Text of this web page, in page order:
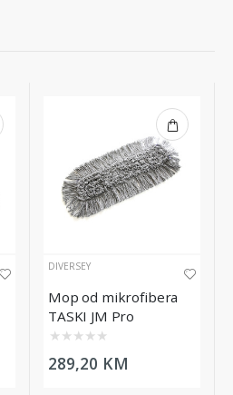
DIVERSEY
Mop od mikrofibera
TASKI JM Pro
Allround, 60cm, 5/1
★ ★ ★ ★ ★
289,20 KM